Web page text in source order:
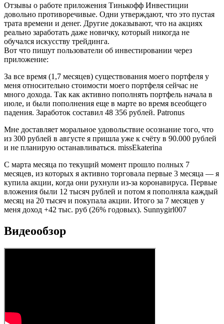
Отзывы о работе приложения Тинькофф Инвестиции
довольно противоречивые. Одни утверждают, что это пустая
трата времени и денег. Другие доказывают, что на акциях
реально заработать даже новичку, который никогда не
обучался искусству трейдинга.
Вот что пишут пользователи об инвестировании через
приложение:
За все время (1,7 месяцев) существования моего портфеля у
меня относительно стоимости моего портфеля сейчас не
много дохода. Так как активно пополнять портфель начала в
июле, и были пополнения еще в марте во время всеобщего
падения. Заработок составил 48 356 рублей. Patronus
Мне доставляет моральное удовольствие осознание того, что
из 300 рублей в августе я пришла уже к счёту в 90.000 рублей
и не планирую останавливаться. missEkaterina
С марта месяца по текущий момент прошло полных 7
месяцев, из которых я активно торговала первые 3 месяца — я
купила акции, когда они рухнули из-за коронавируса. Первые
вложения были 12 тысяч рублей и потом я пополняла каждый
месяц на 20 тысяч и покупала акции. Итого за 7 месяцев у
меня доход +42 тыс. руб (26% годовых). Sunnygirl007
Видеообзор